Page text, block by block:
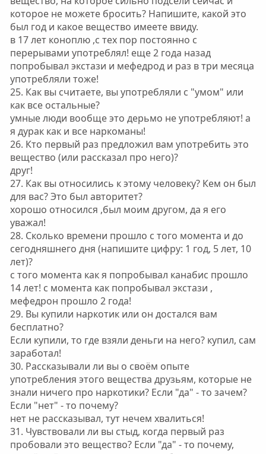
которое не можете бросить? Напишите, какой это
был год и какое вещество имеете ввиду.
в 17 лет коноплю ,с тех пор постоянно с
перерывами употреблял! еще 2 года назад
попробывал экстази и мефедрод и раз в три месяца
употребляли тоже!
25. Как вы считаете, вы употребляли с "умом" или
как все остальные?
умные люди вообще это дерьмо не употребляют! а
я дурак как и все наркоманы!
26. Кто первый раз предложил вам употребить это
вещество (или рассказал про него)?
друг!
27. Как вы относились к этому человеку? Кем он был
для вас? Это был авторитет?
хорошо относился ,был моим другом, да я его
уважал!
28. Сколько времени прошло с того момента и до
сегодняшнего дня (напишите цифру: 1 год, 5 лет, 10
лет)?
с того момента как я попробывал канабис прошло
14 лет! с момента как попробывал экстази ,
мефедрон прошло 2 года!
29. Вы купили наркотик или он достался вам
бесплатно?
Если купили, то где взяли деньги на него? купил, сам
заработал!
30. Рассказывали ли вы о своём опыте
употребления этого вещества друзьям, которые не
знали ничего про наркотики? Если "да" - то зачем?
Если "нет" - то почему?
нет не рассказывал, тут нечем хвалиться!
31. Чувствовали ли вы стыд, когда первый раз
пробовали это вещество? Если "да" - то почему,